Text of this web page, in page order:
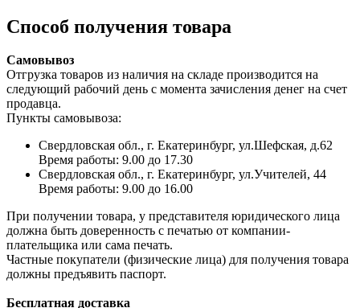
Способ получения товара
Самовывоз
Отгрузка товаров из наличия на складе производится на
следующий рабочий день с момента зачисления денег на счет
продавца.
Пункты самовывоза:
Свердловская обл., г. Екатеринбург, ул.Шефская, д.62
Время работы: 9.00 до 17.30
Свердловская обл., г. Екатеринбург, ул.Учителей, 44
Время работы: 9.00 до 16.00
При получении товара, у представителя юридического лица
должна быть доверенность с печатью от компании-
плательщика или сама печать.
Частные покупатели (физические лица) для получения товара
должны предъявить паспорт.
Бесплатная доставка